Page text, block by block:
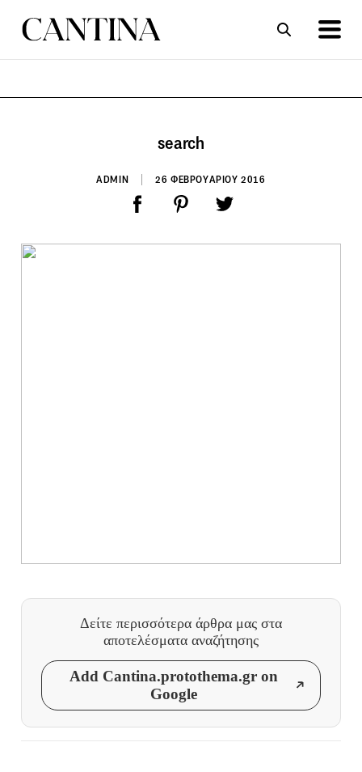
search
ADMIN 26 ΦΕΒΡΟΥΑΡΙΟΥ 2016
Δείτε περισσότερα άρθρα μας στα
αποτελέσματα αναζήτησης
Add Cantina.protothema.gr on
Google